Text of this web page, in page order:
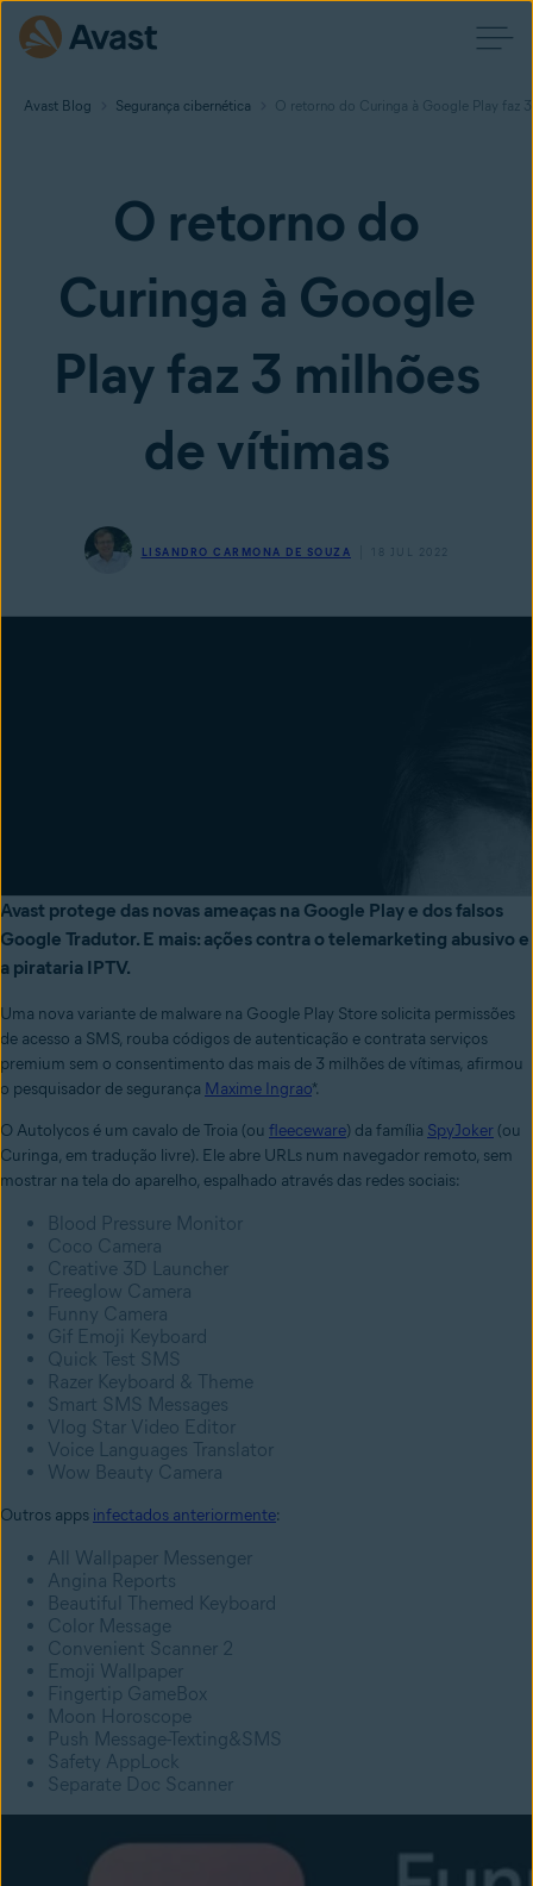
Avast Blog Segurança cibernética O retorno do Curinga à Google Play faz
O retorno do
Curinga à Google
Play faz 3 milhões
de vítimas
LISANDRO CARMONA DE SOUZA 18 JUL 2022
Avast protege das novas ameaças na Google Play e dos falsos
Google Tradutor. E mais: ações contra o telemarketing abusivo e
a pirataria IPTV.
Uma nova variante de malware na Google Play Store solicita permissões
de acesso a SMS, rouba códigos de autenticação e contrata serviços
premium sem o consentimento das mais de 3 milhões de vítimas, afirmou
o pesquisador de segurança Maxime Ingrao*.
O Autolycos é um cavalo de Troia (ou fleeceware) da família SpyJoker (ou
Curinga, em tradução livre). Ele abre URLs num navegador remoto, sem
mostrar na tela do aparelho, espalhado através das redes sociais:
Blood Pressure Monitor
Coco Camera
Creative 3D Launcher
Freeglow Camera
Funny Camera
Gif Emoji Keyboard
Quick Test SMS
Razer Keyboard & Theme
Smart SMS Messages
Vlog Star Video Editor
Voice Languages Translator
Wow Beauty Camera
Outros apps infectados anteriormente:
All Wallpaper Messenger
Angina Reports
Beautiful Themed Keyboard
Color Message
Convenient Scanner 2
Emoji Wallpaper
Fingertip GameBox
Moon Horoscope
Push Message-Texting&SMS
Safety AppLock
Separate Doc Scanner